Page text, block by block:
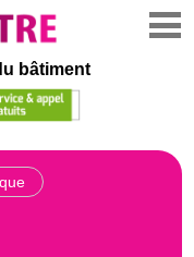
bâtiment